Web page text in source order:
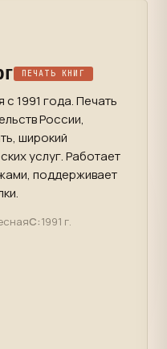
ПЕЧАТЬ КНИГ
1991 года. Печать
России,
широкий
услуг. Работает
поддерживает
С:1991 г.